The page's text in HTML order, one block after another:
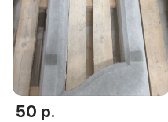
50 р.